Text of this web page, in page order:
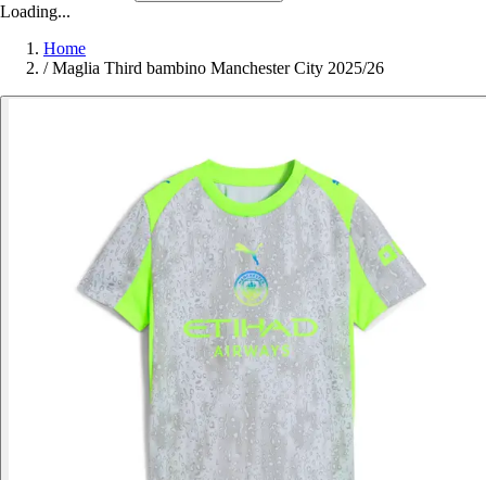
Loading...
Home
/ Maglia Third bambino Manchester City 2025/26